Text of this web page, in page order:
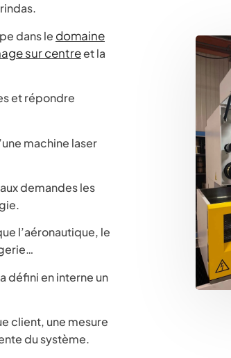
dans le domaine
sur centreet la
et répondre
machine laser
demandes les
l’aéronautique, le
défini en interne un
client, une mesure
du système.